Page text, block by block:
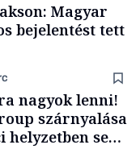
Magyar
bejelentést tett
nagyok lenni!
szárnyalása
helyzetben sem